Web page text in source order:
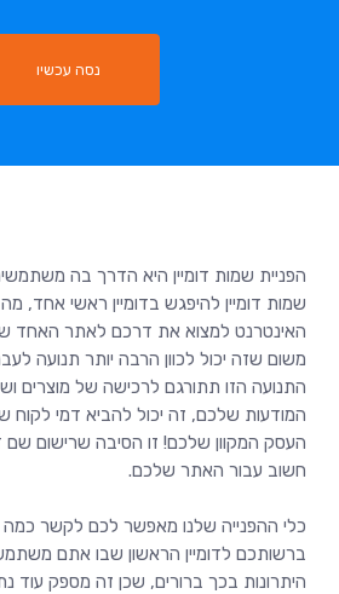
נסה עכשיו
הפניית שמות דומיין היא הדרך בה
שמות דומיין להיפגש בדומיין ראשי
האינטרנט למצוא את דרכם לאתר האחד
משום שזה יכול לכוון הרבה יותר תנועה
התנועה הזו תתורגם לרכישה של מוצרים
המודעות שלכם, זה יכול להביא דמי לקוח
העסק המקוון שלכם! זו הסיבה שרישום שם
כלי ההפנייה שלנו מאפשר לכם לקשר כמה
ברשותכם לדומיין הראשון שבו אתם
היתרונות בכך ברורים, שכן זה מספק עוד